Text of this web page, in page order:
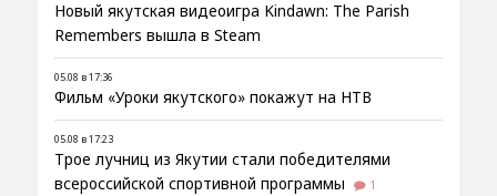
Новый якутская видеоигра Kindawn: The Parish
Remembers вышла в Steam
05.08 в 17:36
Фильм «Уроки якутского» покажут на НТВ
05.08 в 17:23
Трое лучниц из Якутии стали победителями
всероссийской спортивной программы
1